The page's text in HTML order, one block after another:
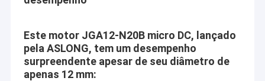
Este motor JGA12-N20B micro DC, lançado
pela ASLONG, tem um desempenho
surpreendente apesar de seu diâmetro de
apenas 12 mm: